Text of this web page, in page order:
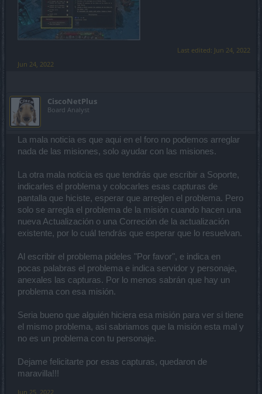
Last edited: Jun 24, 2022
Jun 24, 2022
CiscoNetPlus
Board Analyst
La mala noticia es que aqui en el foro no podemos arreglar
nada de las misiones, solo ayudar con las misiones.
La otra mala noticia es que tendrás que escribir a Soporte,
indicarles el problema y colocarles esas capturas de
pantalla que hiciste, esperar que arreglen el problema. Pero
solo se arregla el problema de la misión cuando hacen una
nueva Actualización o una Correción de la actualización
existente, por lo cuál tendrás que esperar que lo resuelvan.
Al escribir el problema pideles "Por favor", e indica en
pocas palabras el problema e indica servidor y personaje,
anexales las capturas. Por lo menos sabrán que hay un
problema con esa misión.
Seria bueno que alguién hiciera esa misión para ver si tiene
el mismo problema, asi sabriamos que la misión esta mal y
no es un problema con tu personaje.
Dejame felicitarte por esas capturas, quedaron de
maravilla!!!
Jun 25, 2022